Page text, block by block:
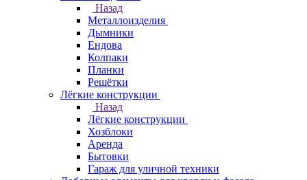
Назад
Металлоизделия
Дымники
Ендова
Колпаки
Планки
Решётки
Лёгкие конструкции
Назад
Лёгкие конструкции
Хозблоки
Аренда
Бытовки
Гараж для уличной техники